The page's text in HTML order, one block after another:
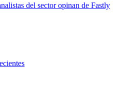
del sector opinan de Fastly